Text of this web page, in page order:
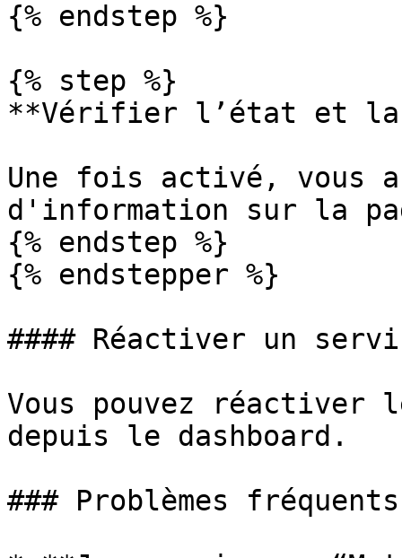
{% endstep %}
{% step %}
**Vérifier l’état et
Une fois activé, vous
d'information sur la
{% endstep %}
{% endstepper %}
#### Réactiver un
Vous pouvez réactiver
depuis le dashboard.
### Problèmes fréquents